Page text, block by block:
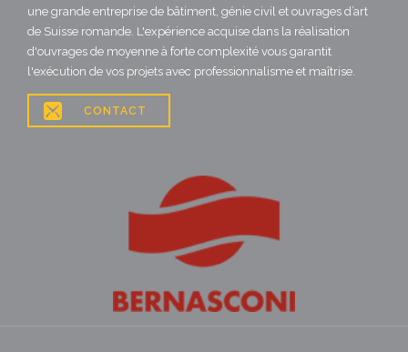
une grande entreprise de bâtiment, génie civil et ouvrages d’art
de Suisse romande. L'expérience acquise dans la réalisation
d'ouvrages de moyenne à forte complexité vous garantit
l'exécution de vos projets avec professionnalisme et maîtrise.
 CONTACT